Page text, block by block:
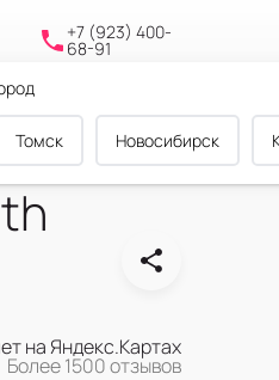
Томск Новосибирск
+7 (923) 400-
68-91
Корзина
на Яндекс.Картах
Более 1500 отзывов